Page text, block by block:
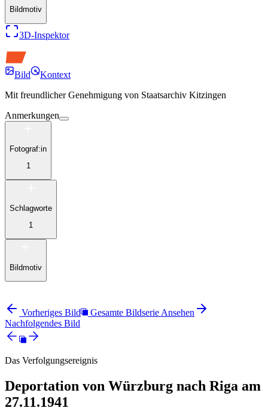
Bildmotiv
3D-Inspektor
Bild
Kontext
Mit freundlicher Genehmigung von Staatsarchiv Kitzingen
Anmerkungen
Fotograf:in
1
Schlagworte
1
Bildmotiv
Vorheriges Bild
Gesamte Bildserie Ansehen
Nachfolgendes Bild
Das Verfolgungsereignis
Deportation von Würzburg nach Riga am
27.11.1941